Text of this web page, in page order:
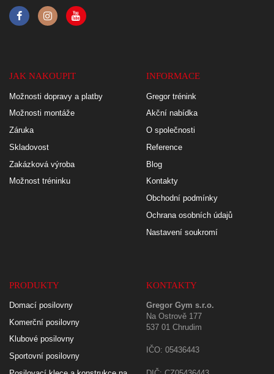
JAK NAKOUPIT
Možnosti dopravy a platby
Možnosti montáže
Záruka
Skladovost
Zakázková výroba
Možnost tréninku
INFORMACE
Gregor trénink
Akční nabídka
O společnosti
Reference
Blog
Kontakty
Obchodní podmínky
Ochrana osobních údajů
Nastavení soukromí
PRODUKTY
Domací posilovny
Komerční posilovny
Klubové posilovny
Sportovní posilovny
KONTAKTY
Gregor Gym s.r.o.
Na Ostrově 177
537 01 Chrudim
IČO: 05436443